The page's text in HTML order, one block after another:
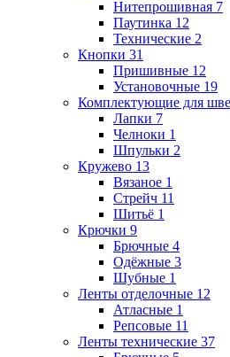
Нитепрошивная 7
Паутинка 12
Технические 2
Кнопки 31
Пришивные 12
Установочные 19
Комплектующие для
Лапки 7
Челноки 1
Шпульки 2
Кружево 13
Вязаное 1
Стрейч 11
Шитьё 1
Крючки 9
Брючные 4
Одёжные 3
Шубные 1
Ленты отделочные 12
Атласные 1
Репсовые 11
Ленты технические 37